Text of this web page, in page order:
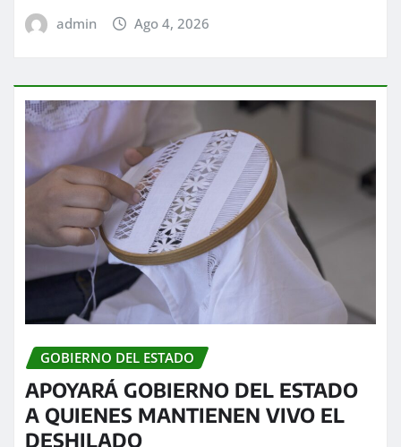
admin Ago 4, 2026
GOBIERNO DEL ESTADO
APOYARÁ GOBIERNO DEL ESTADO
A QUIENES MANTIENEN VIVO EL
DESHILADO